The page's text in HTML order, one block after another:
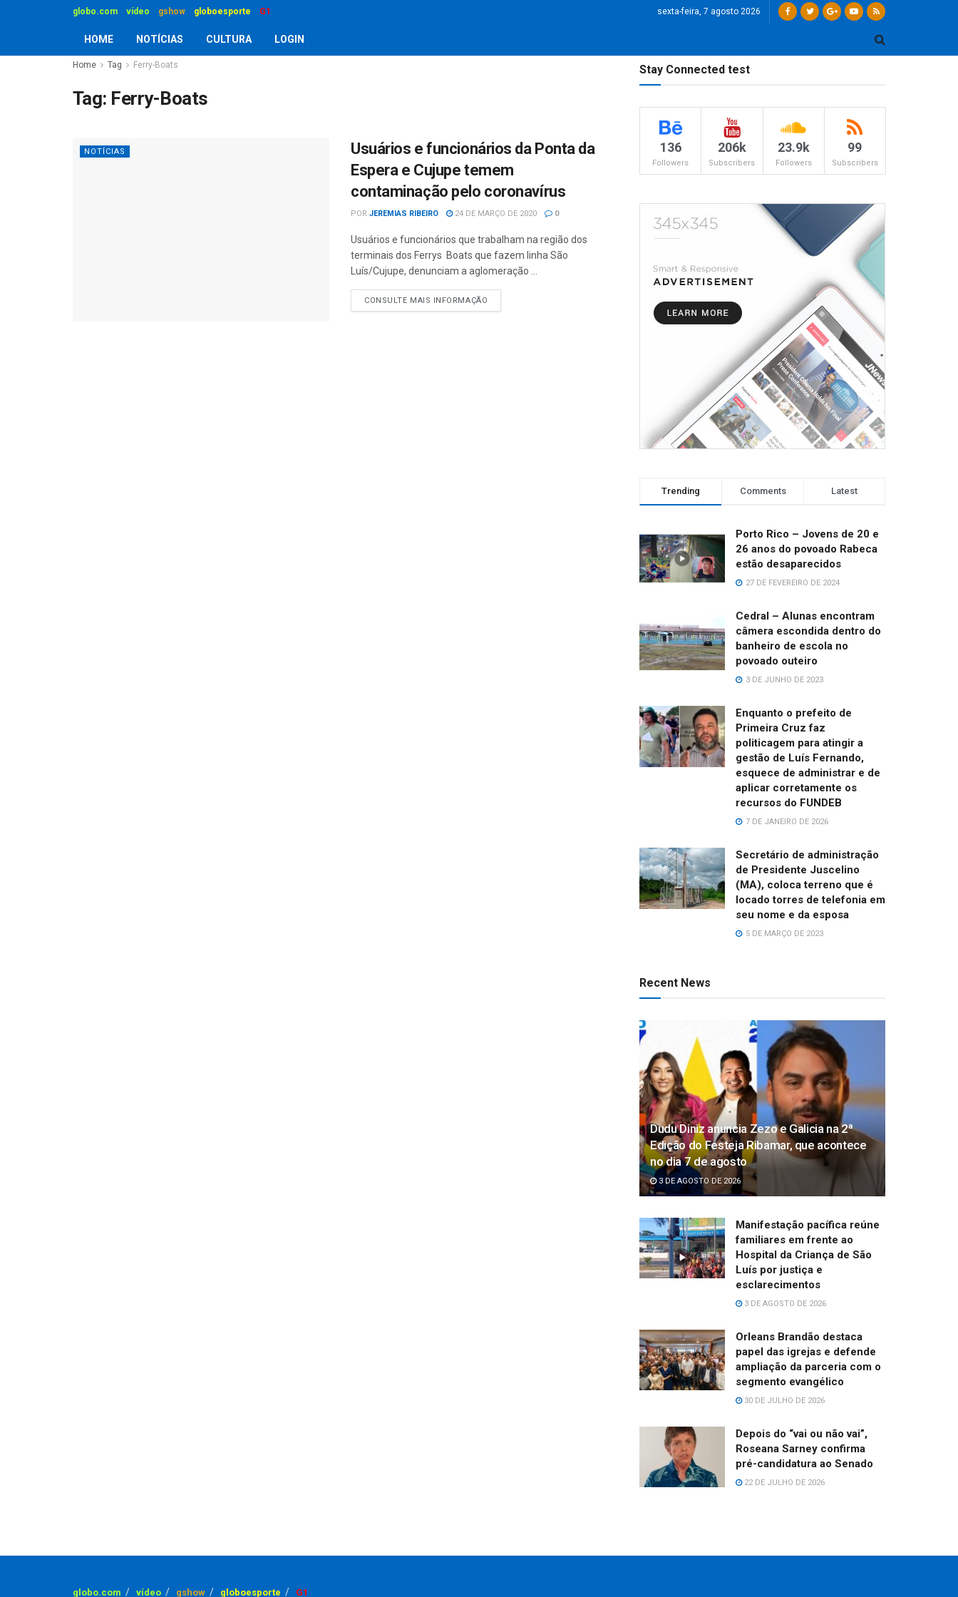
globo.com vídeo gshow globoesporte G1 sexta-feira, 7 agosto 2026
HOME NOTÍCIAS CULTURA LOGIN
Home Tag Ferry-Boats
Tag: Ferry-Boats
NOTÍCIAS
Usuários e funcionários da Ponta da
Espera e Cujupe temem
contaminação pelo coronavírus
POR JEREMIAS RIBEIRO 24 DE MARÇO DE 2020 0
Usuários e funcionários que trabalham na região dos
terminais dos Ferrys Boats que fazem linha São
Luís/Cujupe, denunciam a aglomeração ...
CONSULTE MAIS INFORMAÇÃO
Stay Connected test
136
Followers
206k
Subscribers
23.9k
Followers
99
Subscribers
Trending Comments Latest
Porto Rico – Jovens de 20 e
26 anos do povoado Rabeca
estão desaparecidos
27 DE FEVEREIRO DE 2024
Cedral – Alunas encontram
câmera escondida dentro do
banheiro de escola no
povoado outeiro
3 DE JUNHO DE 2023
Enquanto o prefeito de
Primeira Cruz faz
politicagem para atingir a
gestão de Luís Fernando,
esquece de administrar e de
aplicar corretamente os
recursos do FUNDEB
7 DE JANEIRO DE 2026
Secretário de administração
de Presidente Juscelino
(MA), coloca terreno que é
locado torres de telefonia em
seu nome e da esposa
5 DE MARÇO DE 2023
Recent News
Dudu Diniz anuncia Zezo e Galicia na 2ª
Edição do Festeja Ribamar, que acontece
no dia 7 de agosto
3 DE AGOSTO DE 2026
Manifestação pacífica reúne
familiares em frente ao
Hospital da Criança de São
Luís por justiça e
esclarecimentos
3 DE AGOSTO DE 2026
Orleans Brandão destaca
papel das igrejas e defende
ampliação da parceria com o
segmento evangélico
30 DE JULHO DE 2026
Depois do “vai ou não vai”,
Roseana Sarney confirma
pré-candidatura ao Senado
22 DE JULHO DE 2026
globo.com vídeo gshow globoesporte G1